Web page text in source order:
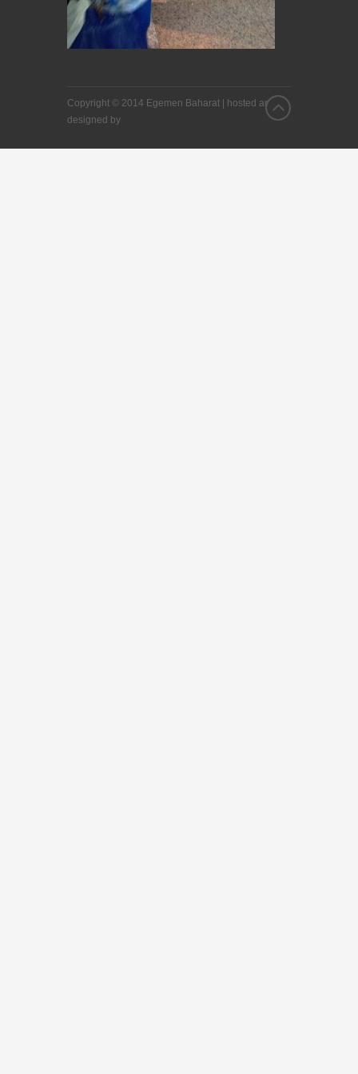
Copyright © 2014 Egemen Baharat |
hosted and
designed by